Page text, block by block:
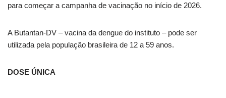
para começar a campanha de vacinação no início de 2026.
A Butantan-DV – vacina da dengue do instituto – pode ser
utilizada pela população brasileira de 12 a 59 anos.
DOSE ÚNICA